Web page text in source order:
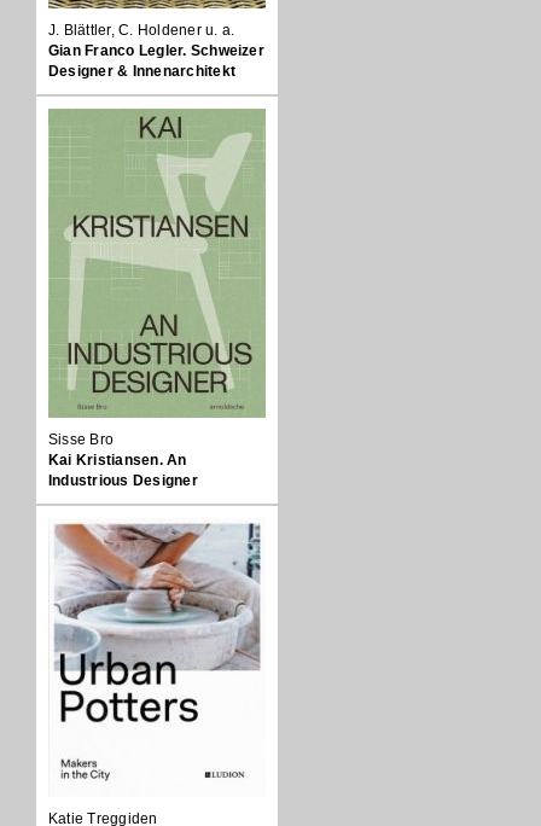
J. Blättler, C. Holdener u. a.
Gian Franco Legler. Schweizer
Designer & Innenarchitekt
Sisse Bro
Kai Kristiansen. An
Industrious Designer
Katie Treggiden